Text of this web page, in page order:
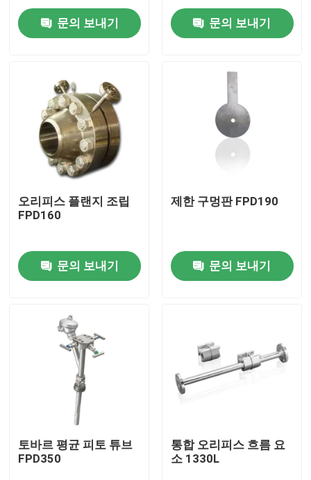
제품 소개
동영상
회사 소개
공장 투어
연락처
견적 요청
PSA 가스 발전기
문의 보내기 문의 보내기
오리피스 플랜지 조립
FPD160
문의 보내기
제한 구멍판 FPD190
문의 보내기
토바르 평균 피토 튜브
FPD350
통합 오리피스 흐름 요
소 1330L